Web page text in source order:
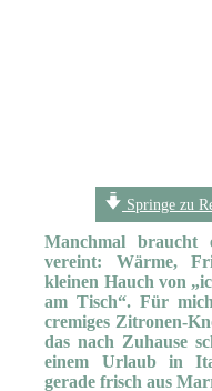
Springe zu
Manchmal braucht
vereint: Wärme,
kleinen Hauch von
am Tisch“. Für
cremiges Zitronen-
das nach Zuhause
einem Urlaub in
gerade frisch aus